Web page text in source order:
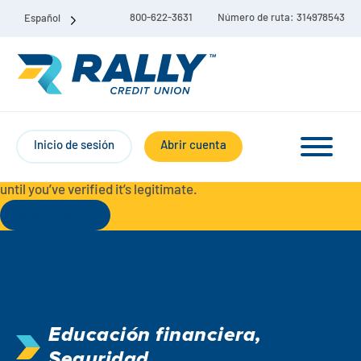
Español 800-622-3631 Número de ruta: 314978543
Inicio de sesión Abrir cuenta
Cuenta corriente Liberty
Ahorro
contact Rally Credit Union using our official phone numbers. If
you receive a letter, email, text message, or other
until you’ve verified it’s legitimate.
Educación financiera,